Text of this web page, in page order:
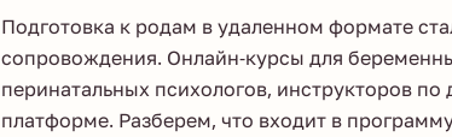
Подготовка к родам в удаленном формате
сопровождения. Онлайн-курсы для
перинатальных психологов, инструкторов
платформе. Разберем, что входит в